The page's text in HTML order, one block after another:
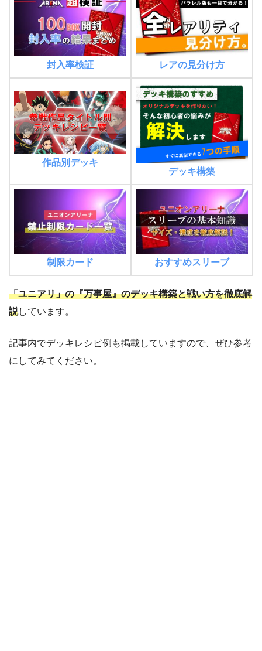
封入率検証 レアの見分け方
作品別デッキ
デッキ構築
制限カード おすすめスリーブ
「ユニアリ」の『万事屋』のデッキ構築と戦い方を徹底解
説しています。
記事内でデッキレシピ例も掲載していますので、ぜひ参考
にしてみてください。